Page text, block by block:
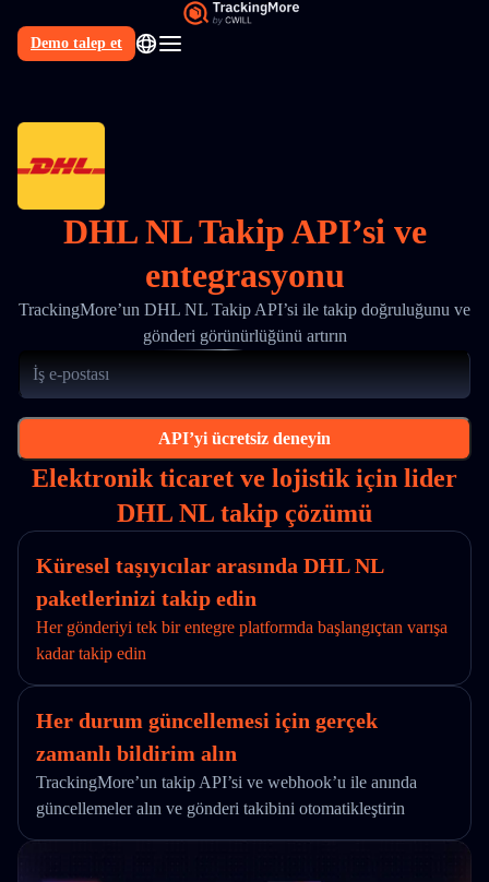
Demo talep et
DHL NL Takip API’si ve
entegrasyonu
TrackingMore’un DHL NL Takip API’si ile takip doğruluğunu ve
gönderi görünürlüğünü artırın
API’yi ücretsiz deneyin
Elektronik ticaret ve lojistik için lider
DHL NL takip çözümü
Küresel taşıyıcılar arasında DHL NL
paketlerinizi takip edin
Her gönderiyi tek bir entegre platformda başlangıçtan varışa
kadar takip edin
Her durum güncellemesi için gerçek
zamanlı bildirim alın
TrackingMore’un takip API’si ve webhook’u ile anında
güncellemeler alın ve gönderi takibini otomatikleştirin